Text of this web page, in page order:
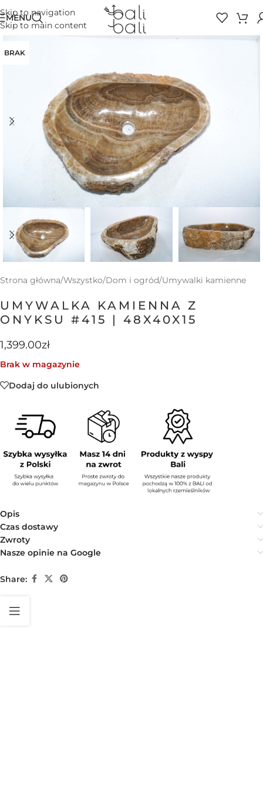
Skip to navigation
Skip to main content
MENU
BRAK
Strona główna/Wszystko/Dom i ogród/Umywalki kamienne
UMYWALKA KAMIENNA Z
ONYKSU #415 | 48X40X15
1,399.00zł
Brak w magazynie
Dodaj do ulubionych
Opis
Czas dostawy
Zwroty
Nasze opinie na Google
Share: